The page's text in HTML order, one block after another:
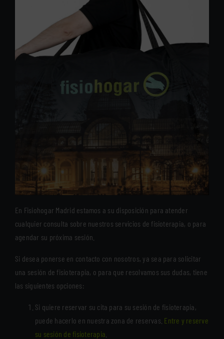
En Fisiohogar Madrid estamos a su disposición para atender
cualquier consulta sobre nuestros servicios de fisioterapia, o para
agendar su próxima sesión.
Si desea ponerse en contacto con nosotros, ya sea para solicitar
una sesión de fisioterapia, o para que resolvamos sus dudas, tiene
las siguientes opciones:
Si quiere reservar su cita para su sesión de fisioterapia,
puede hacerlo en nuestra zona de reservas. Entre y reserve
su sesión de fisioterapia